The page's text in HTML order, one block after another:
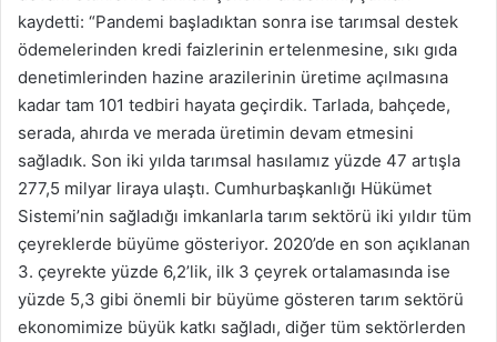
kaydetti: “Pandemi başladıktan sonra ise tarımsal destek
ödemelerinden kredi faizlerinin ertelenmesine, sıkı gıda
denetimlerinden hazine arazilerinin üretime açılmasına
kadar tam 101 tedbiri hayata geçirdik. Tarlada, bahçede,
serada, ahırda ve merada üretimin devam etmesini
sağladık. Son iki yılda tarımsal hasılamız yüzde 47 artışla
277,5 milyar liraya ulaştı. Cumhurbaşkanlığı Hükümet
Sistemi’nin sağladığı imkanlarla tarım sektörü iki yıldır tüm
çeyreklerde büyüme gösteriyor. 2020’de en son açıklanan
3. çeyrekte yüzde 6,2’lik, ilk 3 çeyrek ortalamasında ise
yüzde 5,3 gibi önemli bir büyüme gösteren tarım sektörü
ekonomimize büyük katkı sağladı, diğer tüm sektörlerden